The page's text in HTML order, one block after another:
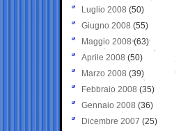
Luglio 2008 (50)
Giugno 2008 (55)
Maggio 2008(63)
Aprile 2008 (50)
Marzo 2008 (39)
Febbraio 2008 (35)
Gennaio 2008 (36)
Dicembre 2007 (25)